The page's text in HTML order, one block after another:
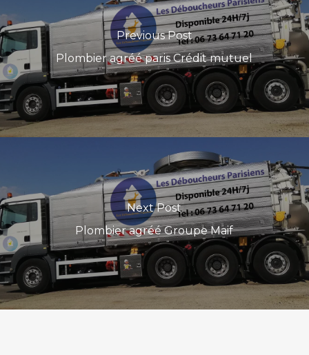
Previous Post
Plombier agréé paris Crédit mutuel
Next Post
Plombier agréé Groupe Maif